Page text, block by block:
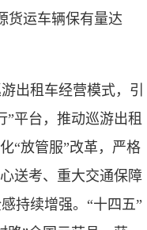
货运车辆保有量达
出租车经营模式，引
”平台，推动巡游出租
“放管服”改革，严格
送考、重大交通保障
持续增强。“十四五”